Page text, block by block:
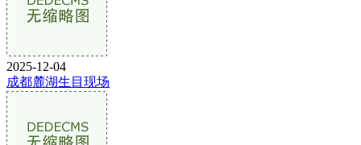
2025-12-04
成都麓湖生目现场